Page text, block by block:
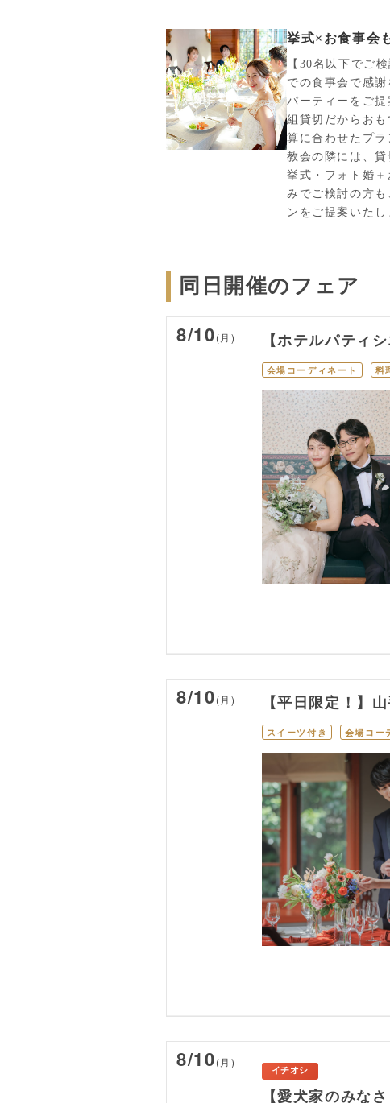
挙式×お食事会
【30名以下でご
での食事会で感
パーティーをご
組貸切だからお
算に合わせたプラ
教会の隣には、貸
挙式・フォト婚
みでご検討の方
ンをご提案いたし
同日開催のフェア
8/10(月) 【ホテルパティ
会場コーディネート 料
8/10(月) 【平日限定！】
スイーツ付き 会場コー
8/10(月)
イチオシ
【愛犬家のみな